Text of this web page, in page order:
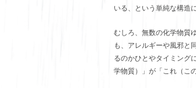
いる、という単純な構造
むしろ、無数の化学物質
も、アレルギーや風邪と
るのかひとやタイミング
学物質）」が「これ（こ